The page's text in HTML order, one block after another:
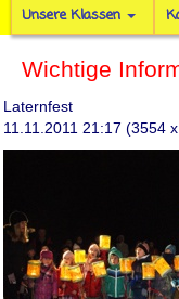
Unsere Klassen
Wichtige
Laternfest
11.11.2011 21:17 (3554